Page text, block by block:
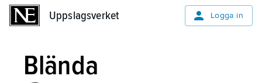
Uppslagsverket Logga in
Blända